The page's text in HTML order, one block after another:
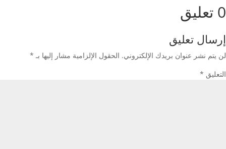
0 تعليق
إرسال تعليق
لن يتم نشر عنوان بريدك الإلكتروني. الحقول الإلزامية مشار إليها بـ *
التعليق *